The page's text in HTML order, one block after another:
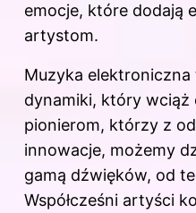
emocje, które dodają
artystom.
Muzyka elektroniczna
dynamiki, który wciąż
pionierom, którzy z
innowacje, możemy
gamą dźwięków, od
Współcześni artyści